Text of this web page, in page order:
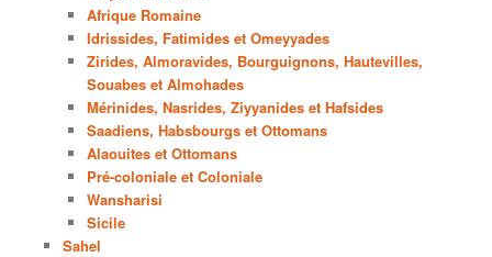
Afrique Romaine
Idrissides, Fatimides et Omeyyades
Zirides, Almoravides, Bourguignons, Hautevilles,
Souabes et Almohades
Mérinides, Nasrides, Ziyyanides et Hafsides
Saadiens, Habsbourgs et Ottomans
Alaouites et Ottomans
Pré-coloniale et Coloniale
Wansharisi
Sicile
Sahel